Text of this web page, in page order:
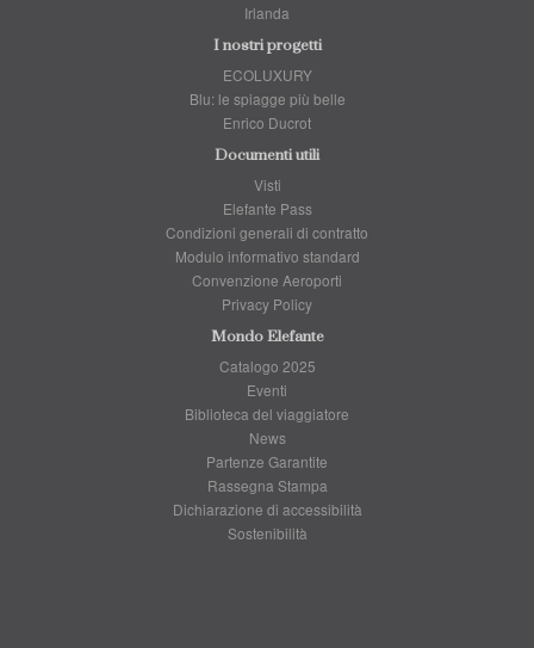
Irlanda
I nostri progetti
ECOLUXURY
Blu: le spiagge più belle
Enrico Ducrot
Documenti utili
Visti
Elefante Pass
Condizioni generali di contratto
Modulo informativo standard
Convenzione Aeroporti
Privacy Policy
Mondo Elefante
Catalogo 2025
Eventi
Biblioteca del viaggiatore
News
Partenze Garantite
Rassegna Stampa
Dichiarazione di accessibilità
Sostenibilità